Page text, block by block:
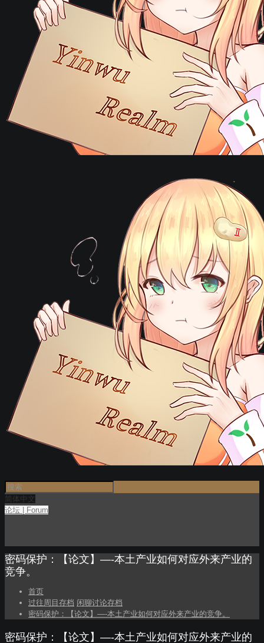
简体中文
论坛 | Forum
密码保护：【论文】—-本土产业如何对应外来产业的
竞争。
首页
过往周目存档 闲聊讨论存档
密码保护：【论文】—-本土产业如何对应外来产业的竞争。
密码保护：【论文】—-本土产业如何对应外来产业的